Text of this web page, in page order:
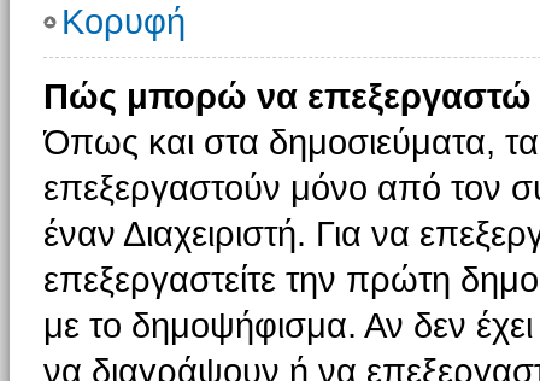
Κορυφή
Πώς μπορώ να
Όπως και στα δημοσιεύματα,
επεξεργαστούν μόνο από τον
έναν Διαχειριστή. Για να
επεξεργαστείτε την πρώτη
με το δημοψήφισμα. Αν δεν
να διαγράψουν ή να